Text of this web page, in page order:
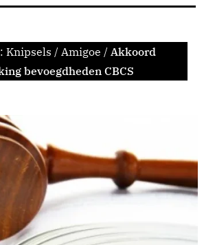
Knipsels / Amigoe / Akkoord
bevoegdheden CBCS